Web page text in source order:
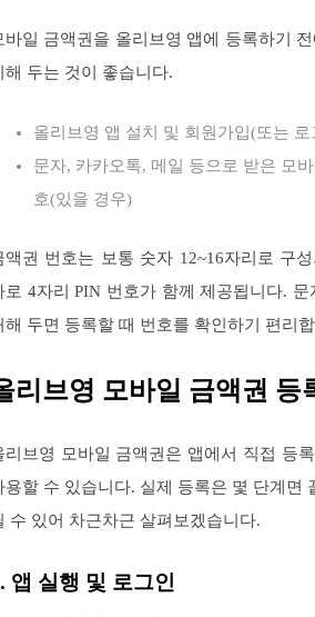
바일 금액권을 올리브영 앱에 등록하기
해 두는 것이 좋습니다.
올리브영 앱 설치 및 회원가입(또는
문자, 카카오톡, 메일 등으로 받은 모
호(있을 경우)
액권 번호는 보통 숫자 12~16자리로 구
로 4자리 PIN 번호가 함께 제공됩니다.
해 두면 등록할 때 번호를 확인하기 편리
리브영 모바일 금액권 등
리브영 모바일 금액권은 앱에서 직접 등
용할 수 있습니다. 실제 등록은 몇 단계면
수 있어 차근차근 살펴보겠습니다.
앱 실행 및 로그인